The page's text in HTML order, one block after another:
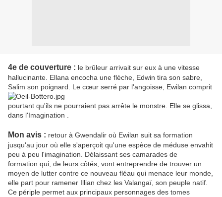
4e de couverture : le brûleur arrivait sur eux à une vitesse
hallucinante. Ellana encocha une flèche, Edwin tira son sabre,
Salim son poignard. Le cœur serré par l'angoisse, Ewilan comprit
pourtant qu'ils ne pourraient pas arrête le monstre. Elle se glissa,
dans l'Imagination .
Mon avis : retour à Gwendalir où Ewilan suit sa formation
jusqu'au jour où elle s'aperçoit qu'une espèce de méduse envahit
peu à peu l'imagination. Délaissant ses camarades de
formation qui, de leurs côtés, vont entreprendre de trouver un
moyen de lutter contre ce nouveau fléau qui menace leur monde,
elle part pour ramener Illian chez les Valangaï, son peuple natif.
Ce périple permet aux principaux personnages des tomes